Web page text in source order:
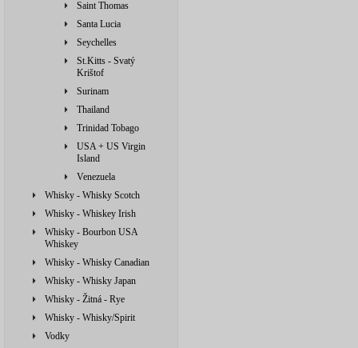
Saint Thomas
Santa Lucia
Seychelles
St.Kitts - Svatý
Krištof
Surinam
Thailand
Trinidad Tobago
USA + US Virgin
Island
Venezuela
Whisky - Whisky Scotch
Whisky - Whiskey Irish
Whisky - Bourbon USA
Whiskey
Whisky - Whisky Canadian
Whisky - Whisky Japan
Whisky - Žitná - Rye
Whisky - Whisky/Spirit
Vodky